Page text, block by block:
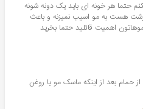
حتما هر خونه ای باید یک دونه شونه
هست به مو اسیب نمیزنه و باعث
اهمیت قائلید حتما بخرید
حمام بعد از اینکه ماسک مو یا روغن